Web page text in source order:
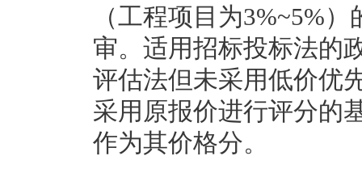
（工程项目为3%~5%
审。适用招标投标法的
评估法但未采用低价优
采用原报价进行评分的
作为其价格分。